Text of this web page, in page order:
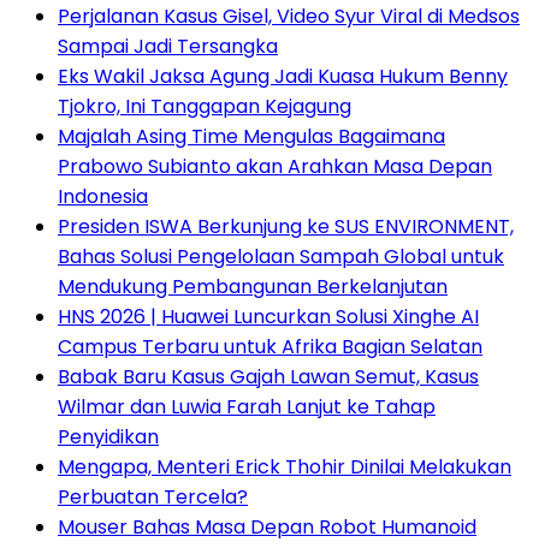
Perjalanan Kasus Gisel, Video Syur Viral di Medsos
Sampai Jadi Tersangka
Eks Wakil Jaksa Agung Jadi Kuasa Hukum Benny
Tjokro, Ini Tanggapan Kejagung
Majalah Asing Time Mengulas Bagaimana
Prabowo Subianto akan Arahkan Masa Depan
Indonesia
Presiden ISWA Berkunjung ke SUS ENVIRONMENT,
Bahas Solusi Pengelolaan Sampah Global untuk
Mendukung Pembangunan Berkelanjutan
HNS 2026 | Huawei Luncurkan Solusi Xinghe AI
Campus Terbaru untuk Afrika Bagian Selatan
Babak Baru Kasus Gajah Lawan Semut, Kasus
Wilmar dan Luwia Farah Lanjut ke Tahap
Penyidikan
Mengapa, Menteri Erick Thohir Dinilai Melakukan
Perbuatan Tercela?
Mouser Bahas Masa Depan Robot Humanoid